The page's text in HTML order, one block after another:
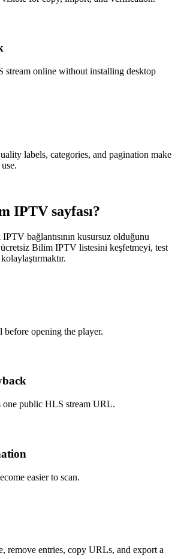
stream online without installing desktop
labels, categories, and pagination make
IPTV sayfası?
bağlantısının kusursuz olduğunu
Bilim IPTV listesini keşfetmeyi, test
opening the player.
one public HLS stream URL.
easier to scan.
remove entries, copy URLs, and export a